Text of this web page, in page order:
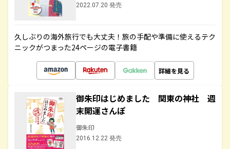
2022.07.20 発売
久しぶりの海外旅行でも大丈夫！旅の手配や準備に使えるテク
ニックがつまった24ページの電子書籍
詳細を見る
御朱印はじめました 関東の神社 週
末開運さんぽ
御朱印
2016.12.22 発売